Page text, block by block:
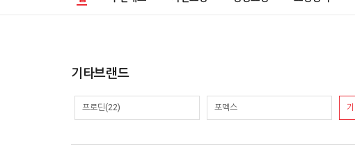
기타브랜드
프로딘(22) 포멕스